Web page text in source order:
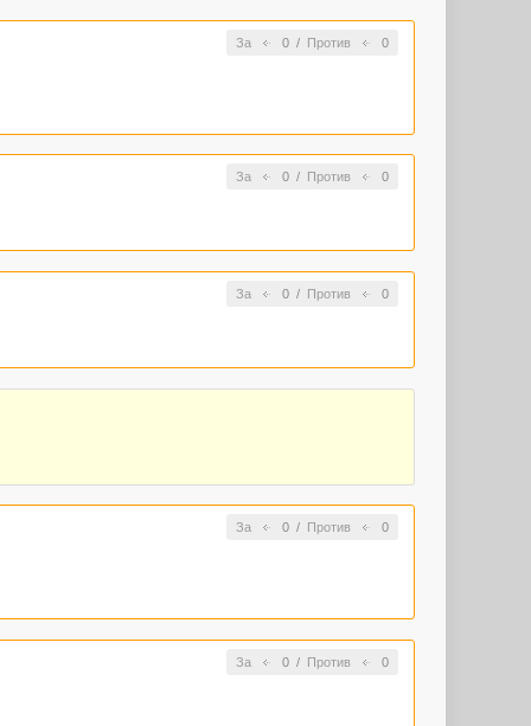
За 0/ Против 0
За 0/ Против 0
За 0/ Против 0
За 0/ Против 0
За 0/ Против 0